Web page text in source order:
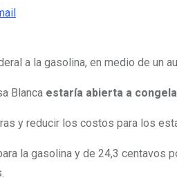
a la gasolina, en medio de un
Blanca estaría abierta a
y reducir los costos para los
la gasolina y de 24,3 centavos